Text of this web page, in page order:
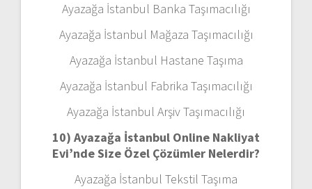
Ayazağa İstanbul Banka Taşımacılığı
Ayazağa İstanbul Mağaza Taşımacılığı
Ayazağa İstanbul Hastane Taşıma
Ayazağa İstanbul Fabrika Taşımacılığı
Ayazağa İstanbul Arşiv Taşımacılığı
10) Ayazağa İstanbul Online Nakliyat
Evi’nde Size Özel Çözümler Nelerdir?
Ayazağa İstanbul Tekstil Taşıma